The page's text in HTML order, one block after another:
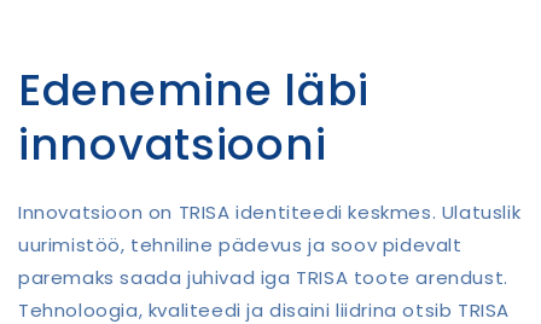
Edenemine läbi
innovatsiooni
Innovatsioon on TRISA identiteedi keskmes. Ulatuslik
uurimistöö, tehniline pädevus ja soov pidevalt
paremaks saada juhivad iga TRISA toote arendust.
Tehnoloogia, kvaliteedi ja disaini liidrina otsib TRISA